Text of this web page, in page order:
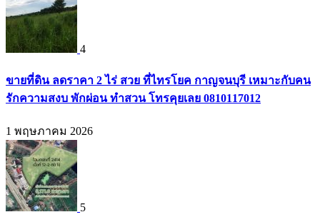
4
ขายที่ดิน ลดราคา 2 ไร่ สวย ที่ไทรโยค กาญจนบุรี เหมาะกับคน
รักความสงบ พักผ่อน ทำสวน โทรคุยเลย 0810117012
1 พฤษภาคม 2026
5